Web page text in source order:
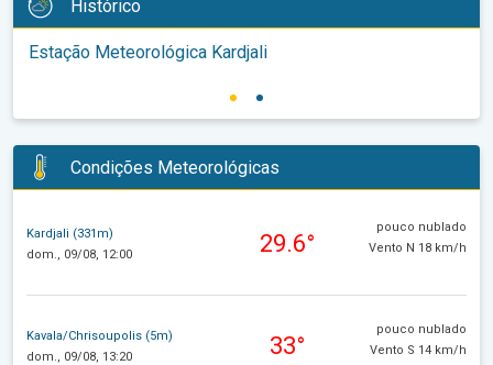
Histórico
Estação Meteorológica Kardjali
Condições Meteorológicas
Kardjali (331m)
dom., 09/08, 12:00
29.6°
pouco nublado
Vento N 18 km/h
Kavala/Chrisoupolis (5m)
dom., 09/08, 13:20
33°
pouco nublado
Vento S 14 km/h